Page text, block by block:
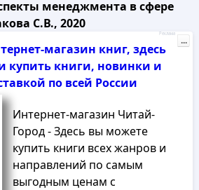
менеджмента в сфере
С.В., 2020
магазин книг, здесь
купить книги, новинки и
по всей России
Интернет-магазин Читай-
Город - Здесь вы можете
купить книги всех жанров и
направлений по самым
выгодным ценам с
Реклама
...